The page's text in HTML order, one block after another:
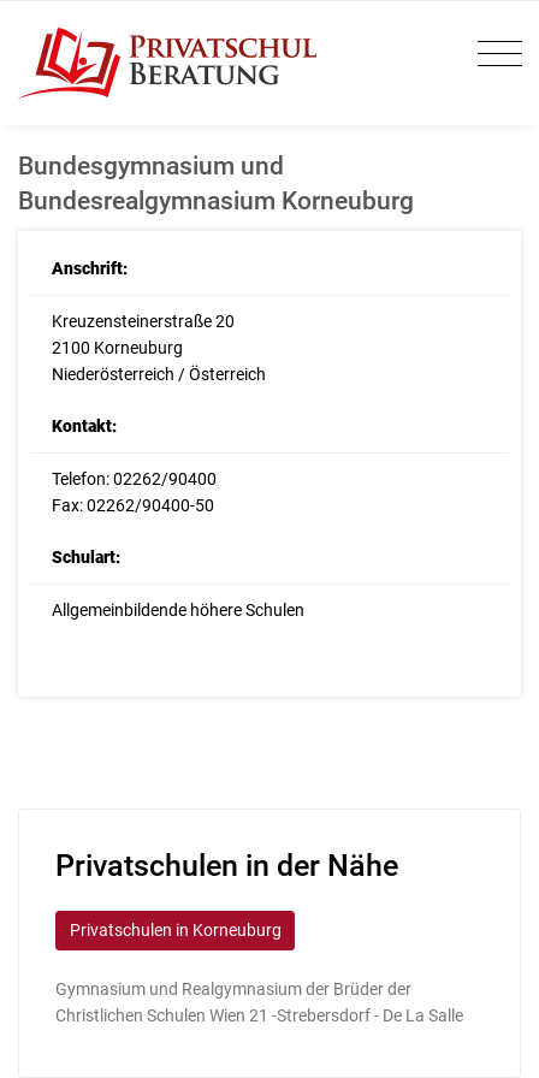
Bundesgymnasium und
Bundesrealgymnasium Korneuburg
Anschrift:
Kreuzensteinerstraße 20
2100 Korneuburg
Niederösterreich / Österreich
Kontakt:
Telefon: 02262/90400
Fax: 02262/90400-50
Schulart:
Allgemeinbildende höhere Schulen
Privatschulen in der Nähe
Privatschulen in Korneuburg
Gymnasium und Realgymnasium der Brüder der
Christlichen Schulen Wien 21 -Strebersdorf - De La Salle